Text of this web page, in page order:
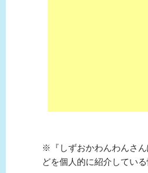
※『しずおかわんわんさ
どを個人的に紹介してい